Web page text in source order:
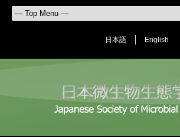
日本語 English